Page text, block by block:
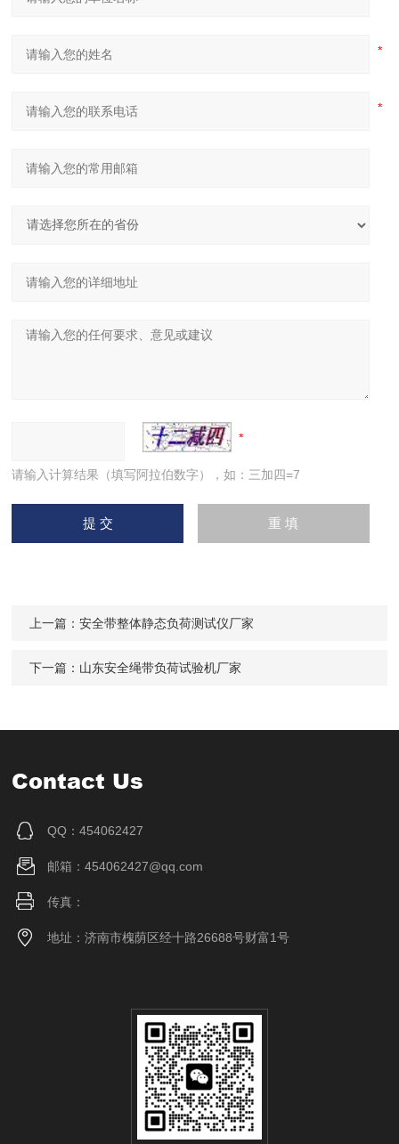
请输入计算结果（填写阿拉伯数字），如：三加四=7
上一篇：安全带整体静态负荷测试仪厂家
下一篇： 山东安全绳带负荷试验机厂家
Contact Us
QQ：454062427
邮箱：454062427@qq.com
传真：
地址：济南市槐荫区经十路26688号财富1号